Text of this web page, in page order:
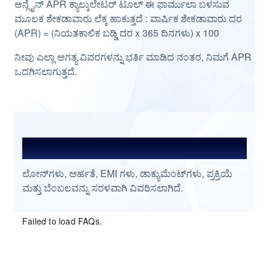
ಆನ್ಲೈನ್ APR ಕ್ಯಾಲ್ಕುಲೇಟರ್ ಟೂಲ್ ಈ ಫಾರ್ಮುಲಾ ಬಳಸುವ
ಮೂಲಕ ಶೇಕಡಾವಾರು ಲೆಕ್ಕ ಹಾಕುತ್ತದೆ : ವಾರ್ಷಿಕ ಶೇಕಡಾವಾರು ದರ
(APR) = (ನಿಯತಕಾಲಿಕ ಬಡ್ಡಿ ದರ x 365 ದಿನಗಳು) x 100
ನೀವು ಎಲ್ಲಾ ಅಗತ್ಯ ವಿವರಗಳನ್ನು ಭರ್ತಿ ಮಾಡಿದ ನಂತರ, ನಿಮಗೆ APR
ಒದಗಿಸಲಾಗುತ್ತದೆ.
ಆಗಾಗ್ಗೆ ಕೇಳುವ ಪ್ರಶ್ನೆಗಳು
ಲೋನ್‌ಗಳು, ಅರ್ಹತೆ, EMI ಗಳು, ಡಾಕ್ಯುಮೆಂಟ್‌ಗಳು, ಪ್ರಕ್ರಿಯೆ
ಮತ್ತು ಬೆಂಬಲವನ್ನು ಸರಳವಾಗಿ ವಿವರಿಸಲಾಗಿದೆ.
Failed to load FAQs.